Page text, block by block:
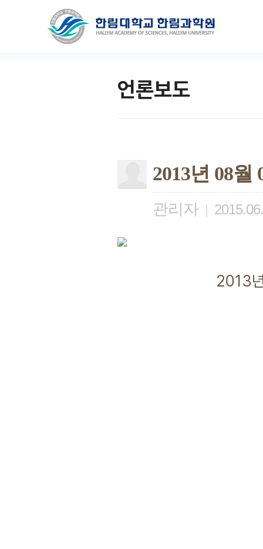
언론보도
2013년 08
관리자 |
2013년 08월